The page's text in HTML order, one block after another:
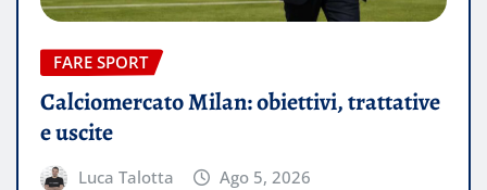
FARE SPORT
Calciomercato Milan: obiettivi, trattative
e uscite
Luca Talotta Ago 5, 2026